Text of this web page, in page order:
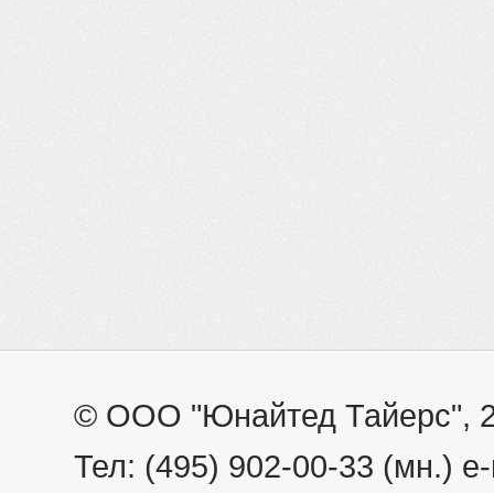
© ООО "Юнайтед Тайерс",
Тел: (495) 902-00-33 (мн.)